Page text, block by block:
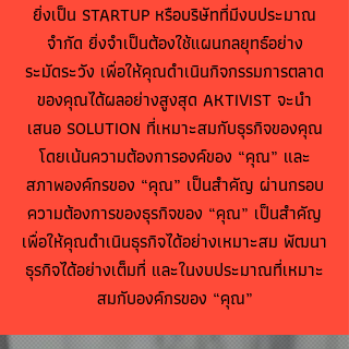
ยิ่งเป็น STARTUP หรือบริษัทที่มีงบประมาณ
จำกัด ยิ่งจำเป็นต้องใช้แผนกลยุทธ์อย่าง
ระมัดระวัง เพื่อให้คุณดำเนินกิจกรรมการตลาด
ของคุณได้ผลอย่างสูงสุด AKTIVIST จะนำ
เสนอ SOLUTION ที่เหมาะสมกับธุรกิจของคุณ
โดยเน้นความต้องการองค์ของ “คุณ” และ
สภาพองค์กรของ “คุณ” เป็นสำคัญ ผ่านกรอบ
ความต้องการของธุรกิจของ “คุณ” เป็นสำคัญ
เพื่อให้คุณดำเนินธุรกิจได้อย่างเหมาะสม พัฒนา
ธุรกิจได้อย่างเต็มที่ และในงบประมาณที่เหมาะ
สมกับองค์กรของ “คุณ”